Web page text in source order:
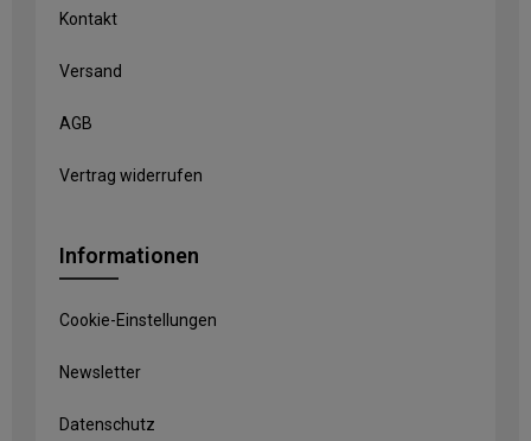
Kontakt
Versand
AGB
Vertrag widerrufen
Informationen
Cookie-Einstellungen
Newsletter
Datenschutz